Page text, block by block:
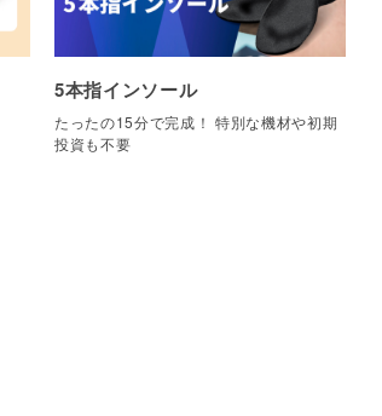
5本指インソール
たったの15分で完成！ 特別な機材や初期
投資も不要